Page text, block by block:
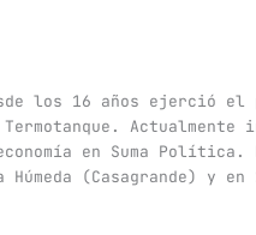
los 16 años ejerció
en Suma
(Casagrande) y